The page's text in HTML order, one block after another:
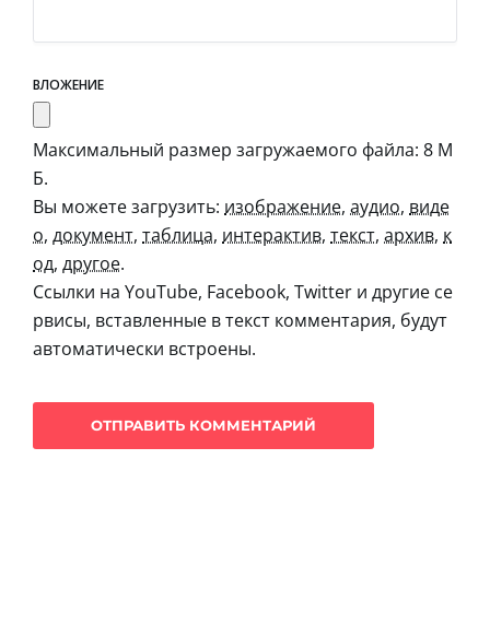
ВЛОЖЕНИЕ
Максимальный размер загружаемого файла: 8 М
Б.
Вы можете загрузить: изображение, аудио, виде
о, документ, таблица, интерактив, текст, архив, к
од, другое.
Ссылки на YouTube, Facebook, Twitter и другие се
рвисы, вставленные в текст комментария, будут
автоматически встроены.